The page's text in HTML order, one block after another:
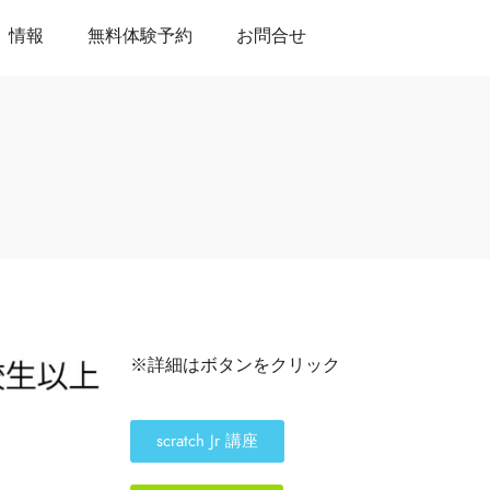
情報 無料体験予約 お問合せ
※詳細はボタンをクリック
scratch Jr 講座